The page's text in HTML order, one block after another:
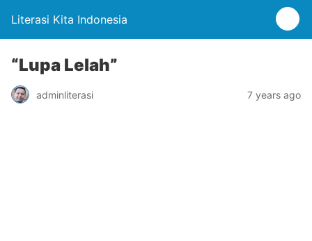
Literasi Kita Indonesia
“Lupa Lelah”
adminliterasi 7 years ago